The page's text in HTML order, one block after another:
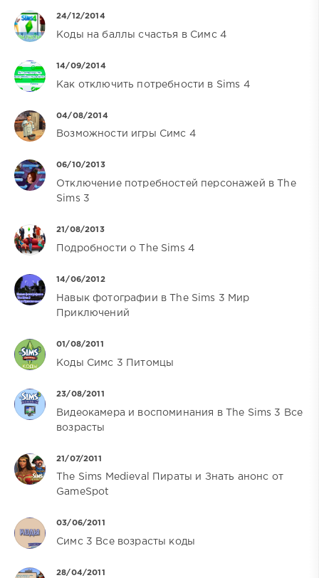
24/12/2014
Коды на баллы счастья в Симс 4
14/09/2014
Как отключить потребности в Sims 4
04/08/2014
Возможности игры Симс 4
06/10/2013
Отключение потребностей персонажей в The
Sims 3
21/08/2013
Подробности о The Sims 4
14/06/2012
Навык фотографии в The Sims 3 Мир
Приключений
01/08/2011
Коды Симс 3 Питомцы
23/08/2011
Видеокамера и воспоминания в The Sims 3 Все
возрасты
21/07/2011
The Sims Medieval Пираты и Знать анонс от
GameSpot
03/06/2011
Симс 3 Все возрасты коды
28/04/2011